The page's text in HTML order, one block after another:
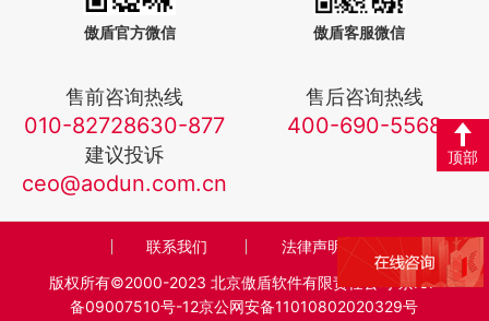
傲盾官方微信 傲盾客服微信
售前咨询热线
010-82728630-877
售后咨询热线
400-690-5568
建议投诉
ceo@aodun.com.cn
联系我们
法律声明
版权所有©2000-2023 北京傲盾软件有限责任公司 京ICP
备09007510号-12京公网安备11010802020329号
顶部